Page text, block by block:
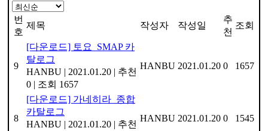
번
호
제목 작성자 작성일
추
천
조회
9
[다운로드] 토요_SMAP 카
탈로그
HANBU | 2021.01.20 | 추천
0 | 조회 1657
HANBU 2021.01.20 0 1657
8
[다운로드] 가네히라_종합
카탈로그
HANBU | 2021.01.20 | 추천
HANBU 2021.01.20 0 1545